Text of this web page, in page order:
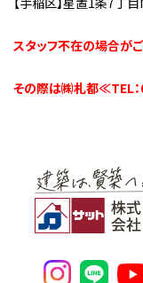
スタッフ不在の場合がご
その際は㈱札都≪TEL